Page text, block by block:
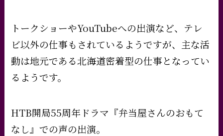
トークショーやYouTubeへの出演など、テレ
ビ以外の仕事もされているようですが、主な活
動は地元である北海道密着型の仕事となってい
るようです。
HTB開局55周年ドラマ『弁当屋さんのおもて
なし』での声の出演。